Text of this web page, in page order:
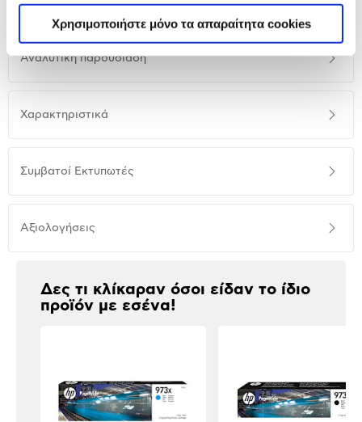
Χρησιμοποιήστε μόνο τα απαραίτητα cookies
Αναλυτική
Αναλυτική παρουσίαση
Χαρακτηριστικά
Συμβατοί Εκτυπωτές
Αξιολογήσεις
Δες τι κλίκαραν όσοι είδαν το ίδιο
προϊόν με εσένα!